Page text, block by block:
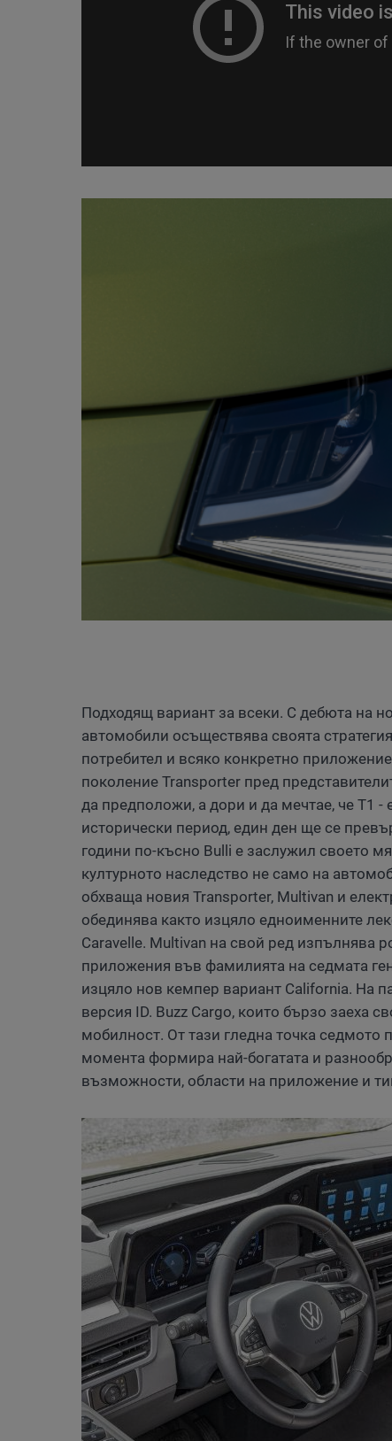
Подходящ вариант за всеки. С дебюта на
автомобили осъществява своята
потребител и всяко конкретно
поколение Transporter пред
да предположи, а дори и да мечтае, че Т1 -
исторически период, един ден ще се
години по-късно Bulli е заслужил своето
културното наследство не само на
обхваща новия Transporter, Multivan и
обединява както изцяло едноименните
Caravelle. Multivan на свой ред изпълнява
приложения във фамилията на седмата
изцяло нов кемпер вариант California. На
версия ID. Buzz Cargo, които бързо заеха
мобилност. От тази гледна точка седмото
момента формира най-богатата и
възможности, области на приложение и